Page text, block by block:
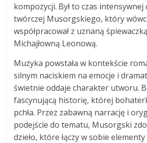
kompozycji. Był to czas intensywnej
twórczej Musorgskiego, który
współpracował z uznaną
Michajłowną Leonową.
Muzyka powstała w kontekście
silnym naciskiem na emocje i
świetnie oddaje charakter utworu.
fascynującą historię, której
pchła. Przez zabawną narrację i
podejście do tematu, Musorgski
dzieło, które łączy w sobie